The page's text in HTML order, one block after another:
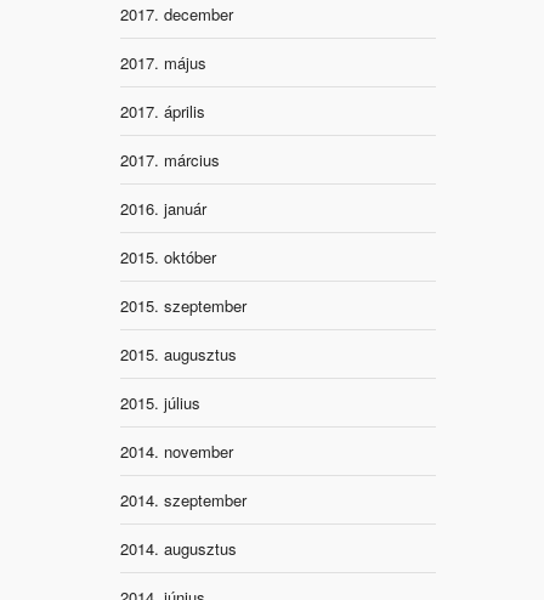
2017. december
2017. május
2017. április
2017. március
2016. január
2015. október
2015. szeptember
2015. augusztus
2015. július
2014. november
2014. szeptember
2014. augusztus